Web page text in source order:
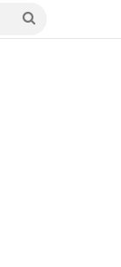
Buscar